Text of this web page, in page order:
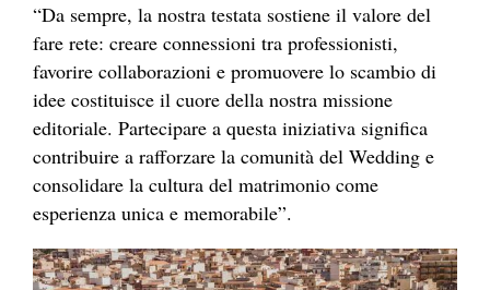
“Da sempre, la nostra testata sostiene il valore del
fare rete: creare connessioni tra professionisti,
favorire collaborazioni e promuovere lo scambio di
idee costituisce il cuore della nostra missione
editoriale. Partecipare a questa iniziativa significa
contribuire a rafforzare la comunità del Wedding e
consolidare la cultura del matrimonio come
esperienza unica e memorabile”.